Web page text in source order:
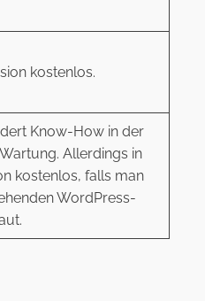
kostenlos.
Know-How in der
Allerdings in
kostenlos, falls man
WordPress-